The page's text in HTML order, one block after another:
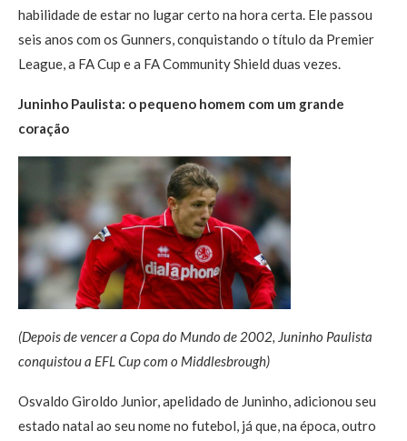
habilidade de estar no lugar certo na hora certa. Ele passou
seis anos com os Gunners, conquistando o título da Premier
League, a FA Cup e a FA Community Shield duas vezes.
Juninho Paulista: o pequeno homem com um grande
coração
(Depois de vencer a Copa do Mundo de 2002, Juninho Paulista
conquistou a EFL Cup com o Middlesbrough)
Osvaldo Giroldo Junior, apelidado de Juninho, adicionou seu
estado natal ao seu nome no futebol, já que, na época, outro